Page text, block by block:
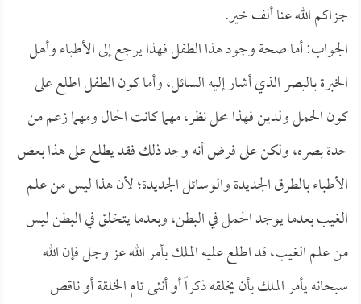
جزاكم الله عنا ألف خير.
الجواب: أما صحة وجود هذا الطفل فهذا يرجع إلى الأطباء وأهل
الخبرة بالبصر الذي أشار إليه السائل، وأما كون الطفل اطلع على
كون الحمل ولدين فهذا محل نظر، مهما كانت الحال ومهما زعم من
حدة بصره، ولكن على فرض أنه وجد ذلك فقد يطلع على هذا بعض
الأطباء بالطرق الجديدة والوسائل الجديدة؛ لأن هذا ليس من علم
الغيب بعدما يوجد الحمل في البطن، وبعدما يتخلق في البطن ليس
من علم الغيب، قد اطلع عليه الملك بأمر الله عز وجل فإن الله
سبحانه يأمر الملك بأن يخلقه ذكراً أو أنثى تام الخلقة أو ناقص